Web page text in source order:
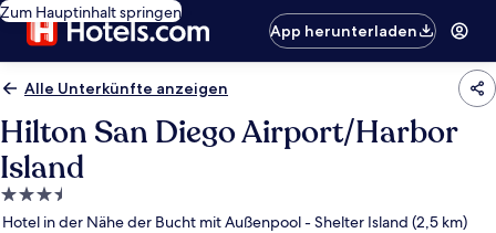
Zum Hauptinhalt springen
App herunterladen
Alle Unterkünfte anzeigen
Hilton San Diego Airport/Harbor
Island
3.5-
Sterne-
Hotel in der Nähe der Bucht mit Außenpool - Shelter Island (2,5 km)